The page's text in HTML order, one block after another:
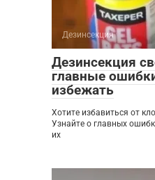
Дезинсекция
Дезинсекция
главные
избежать
Хотите избавиться от
Узнайте о главных
их